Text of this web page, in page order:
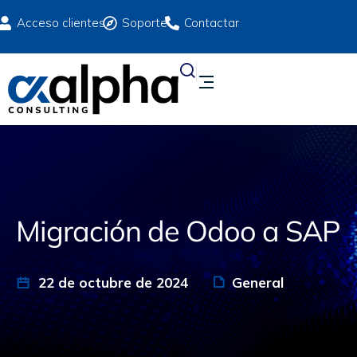
Acceso clientes Soporte Contactar
Migración de Odoo a SAP
22 de octubre de 2024 General